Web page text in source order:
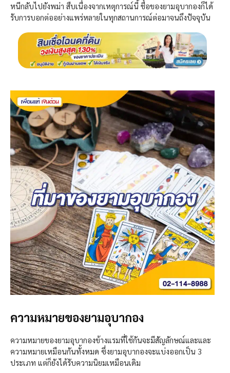
หนีกลับไปยังพม่า สืบเนื่องจากเหตุการณ์นี้ ชื่อของยามอุบากองก็ได้
รับการบอกต่ออย่างแพร่หลายในทุกสถานการณ์ต่อมาจนถึงปัจจุบัน
ความหมายของยามอุบากอง
ความหมายของยามอุบากองข้างแรมที่ใช้กันจะมีสัญลักษณ์และและ
ความหมายเหมือนกันทั้งหมด ซึ่งยามอุบากองจะแบ่งออกเป็น 3
ประเภท แต่ก็ยังได้รับความนิยมเหมือนเดิม